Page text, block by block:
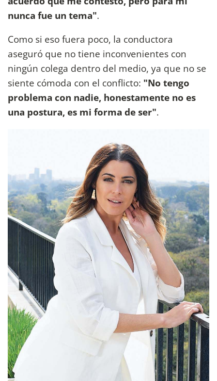
nunca fue un tema".
Como si eso fuera poco, la conductora
aseguró que no tiene inconvenientes con
ningún colega dentro del medio, ya que no se
siente cómoda con el conflicto: "No tengo
problema con nadie, honestamente no es
una postura, es mi forma de ser".